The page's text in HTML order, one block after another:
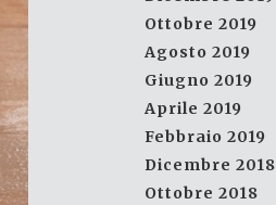
Ottobre 2019
Agosto 2019
Giugno 2019
Aprile 2019
Febbraio 2019
Dicembre 2018
Ottobre 2018